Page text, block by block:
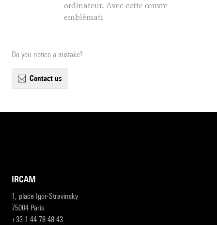
ordinateur. Avec cette œuvre
emblémati
Do you notice a mistake?
contact us
IRCAM
1, place Igor-Stravinsky
75004 Paris
+33 1 44 78 48 43